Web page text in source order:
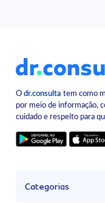
Odr.consulta tem como
por meio de informação,
cuidado e respeito para
Categorias